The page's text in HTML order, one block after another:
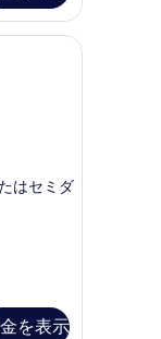
ボックス (室内)、デス
はセミダ
を表示